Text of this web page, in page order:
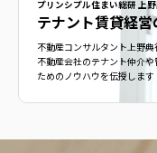
プリンシプル住まい総研 上
テナント賃貸経営
不動産コンサルタント上野典
不動産会社のテナント仲介や
ためのノウハウを伝授します